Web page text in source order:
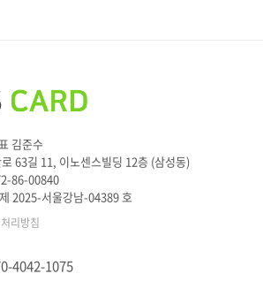
김준수
63길 11, 이노센스빌딩 12층 (삼성동)
86-00840
2025-서울강남-04389 호
리방침
4042-1075